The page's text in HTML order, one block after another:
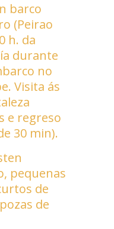
barco
(Peirao
h. da
durante
no
Visita ás
e regreso
30 min).
pequenas
de
de